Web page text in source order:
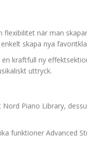
när man
skapa nya
kraftfull ny
uttryck.
Piano Library,
funktioner Advanced